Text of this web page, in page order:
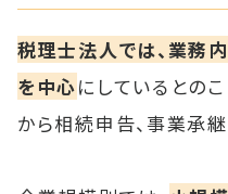
税理士法人では、業務
を中心にしているとの
から相続申告、事業承